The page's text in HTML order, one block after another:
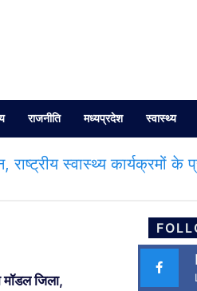
राजनीति मध्यप्रदेश स्वास्थ्य
स्वास्थ्य कार्यक्रमों के
जिला,